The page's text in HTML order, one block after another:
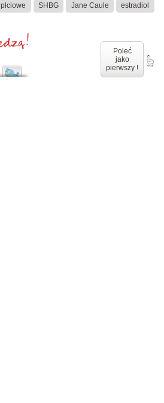
SHBG Jane Caule estradiol
Poleć
jako
pierwszy !